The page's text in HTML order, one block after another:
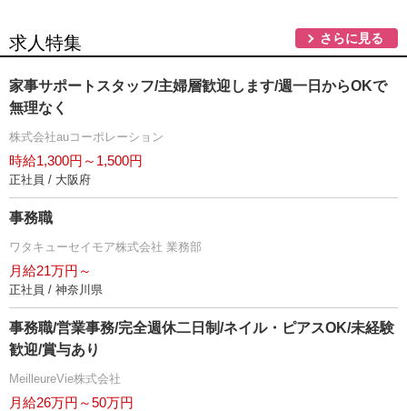
求人特集 さらに見る
家事サポートスタッフ/主婦層歓迎します/週一日からOKで
無理なく
株式会社auコーポレーション
時給1,300円～1,500円
正社員 / 大阪府
事務職
ワタキューセイモア株式会社 業務部
月給21万円～
正社員 / 神奈川県
事務職/営業事務/完全週休二日制/ネイル・ピアスOK/未経験
歓迎/賞与あり
MeilleureVie株式会社
月給26万円～50万円